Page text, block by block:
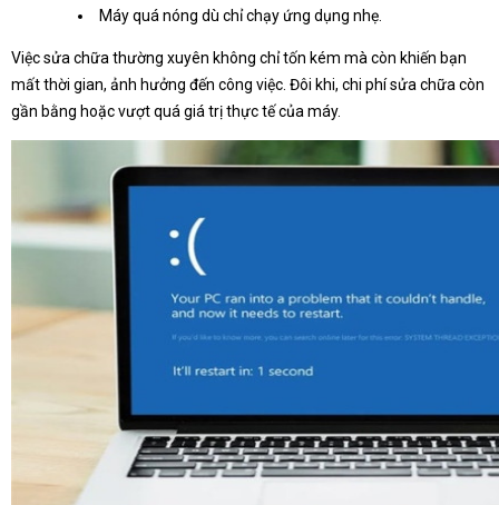
Máy quá nóng dù chỉ chạy ứng dụng nhẹ.
Việc sửa chữa thường xuyên không chỉ tốn kém mà còn khiến bạn
mất thời gian, ảnh hưởng đến công việc. Đôi khi, chi phí sửa chữa còn
gần bằng hoặc vượt quá giá trị thực tế của máy.